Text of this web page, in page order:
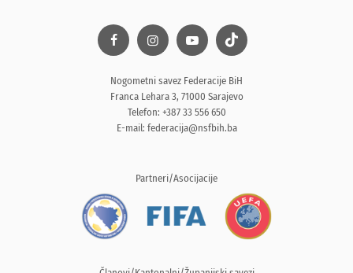
Nogometni savez Federacije BiH
Franca Lehara 3, 71000 Sarajevo
Telefon: +387 33 556 650
E-mail: federacija@nsfbih.ba
Partneri/Asocijacije